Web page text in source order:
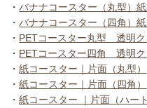
・バナナコースター（丸型）
・バナナコースター（四角）
・ PETコースター丸型 透明ク
・ PETコースター四角 透明ク
・紙コースター｜片面（丸型）
・紙コースター｜片面（四角）
・紙コースター ｜片面（ハート